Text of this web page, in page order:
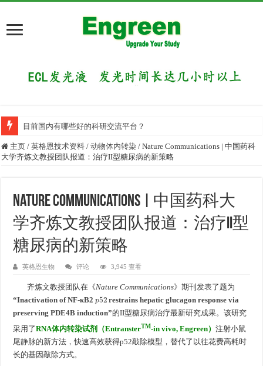
目前国内有哪些好的科研交流平台？
主页 / 英格恩技术资料 / 动物体内转染 / Nature Communications | 中国药科
大学齐炼文教授团队报道：治疗II型糖尿病的新策略
Nature Communications | 中国药科大
学齐炼文教授团队报道：治疗II型
糖尿病的新策略
英格恩生物 评论 3,945 查看
齐炼文教授团队在《Nature Communications》期刊发表了题为
“Inactivation of NF-κB2 52 restrains hepatic glucagon response via
preserving PDE4B induction”的II型糖尿病治疗最新研究成果。该研究
采用了RNA体内转染试剂（EntransterTM-in vivo, Engreen）注射小鼠
尾静脉的新方法，快速高效获得p52敲除模型，替代了以往花费高耗时
长的基因敲除方式。